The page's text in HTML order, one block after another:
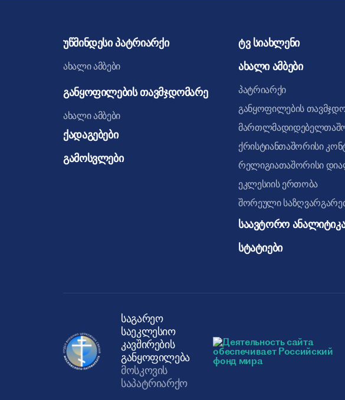
უწმინდესი პატრიარქი
ახალი ამბები
განყოფილების თავმჯდომარე
ახალი ამბები
ქადაგებები
გამოსვლები
ტვ სიახლენი
ახალი ამბები
პატრიარქი
განყოფილების
ქრისტიანთაშორისი
რელიგიათაშორისი
ეკლესიის ერთობა
შორეული
საავტორო
სტატიები
საგარეო
საეკლესიო
კავშირების
განყოფილება
მოსკოვის
საპატრიარქო